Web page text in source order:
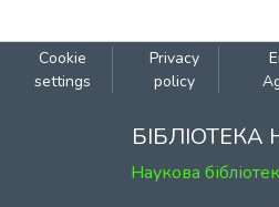
Cookie
settings
Privacy
policy
Наукова